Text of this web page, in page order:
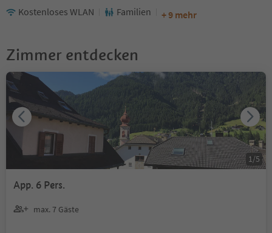
Kostenloses WLAN
Familien + 9 mehr
Zimmer entdecken
App. 6 Pers.
max. 7 Gäste
1/5